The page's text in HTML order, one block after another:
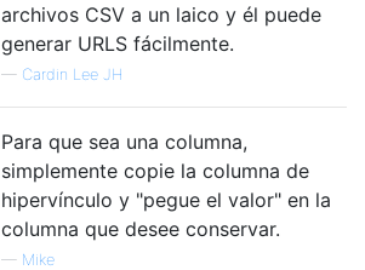
archivos CSV a un laico y él puede
generar URLS fácilmente.
— Cardin Lee JH
Para que sea una columna,
simplemente copie la columna de
hipervínculo y "pegue el valor" en la
columna que desee conservar.
— Mike